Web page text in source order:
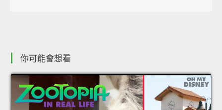
你可能會想看